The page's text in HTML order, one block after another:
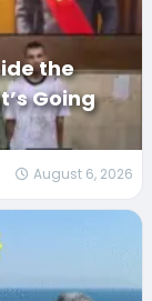
the
Going
August 6, 2026